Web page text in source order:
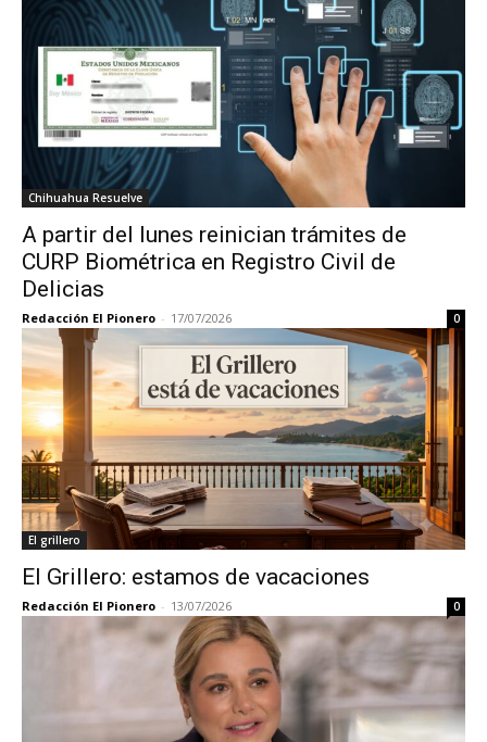
Chihuahua Resuelve
A partir del lunes reinician trámites de
CURP Biométrica en Registro Civil de
Delicias
Redacción El Pionero - 17/07/2026 0
El grillero
El Grillero: estamos de vacaciones
Redacción El Pionero - 13/07/2026 0